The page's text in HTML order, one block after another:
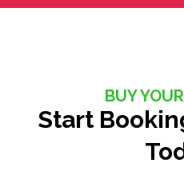
BUY
Start